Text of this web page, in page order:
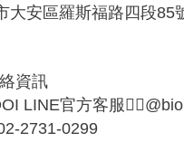
大安區羅斯福路四段85
資訊
LINE官方客服
2731-0299